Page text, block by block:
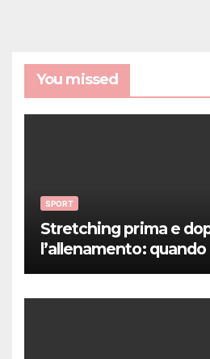
You missed
SPORT
Stretching prima e
l’allenamento: